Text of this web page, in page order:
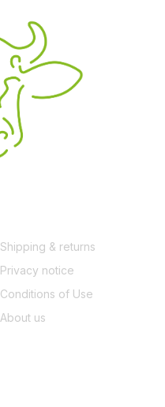
Shipping & returns
Privacy notice
Conditions of Use
About us